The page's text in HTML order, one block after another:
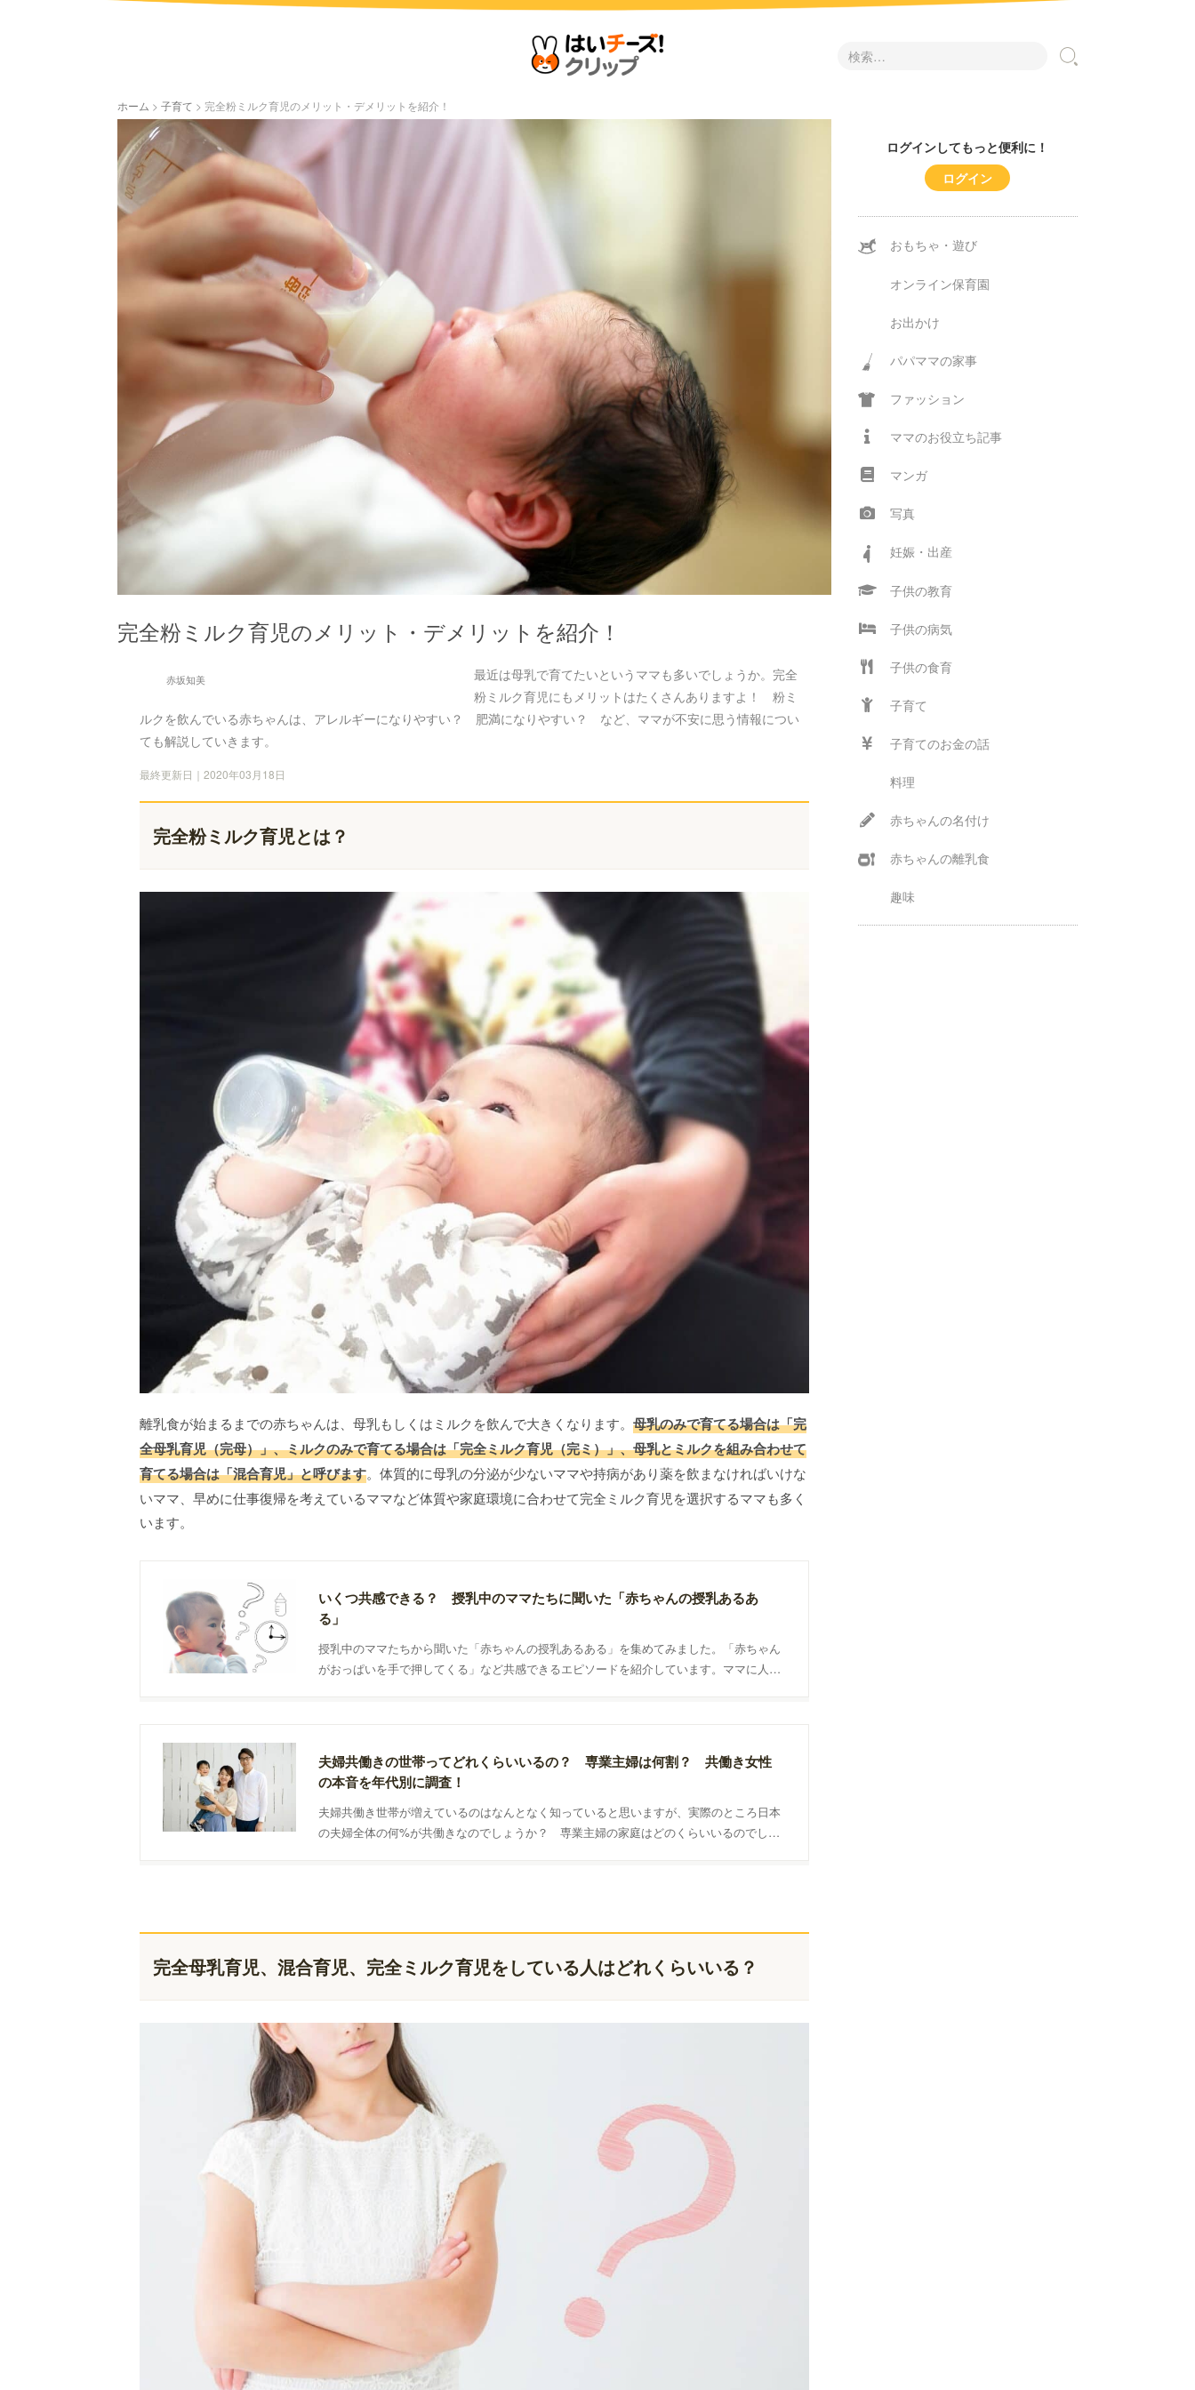
検
ホーム > 子育て > 完全粉ミルク育児のメリット・デメリットを紹介！
完全粉ミルク育児のメリット・デメリットを紹介！
赤坂知美
最終更新日｜2020年03月18日
最近は母乳で育てたいというママも多いでしょうか。完全
粉ミルク育児にもメリットはたくさんありますよ！ 粉ミ
ルクを飲んでいる赤ちゃんは、アレルギーになりやすい？ 肥満になりやすい？ など、ママが不安に思う情報につい
ても解説していきます。
完全粉ミルク育児とは？
離乳食が始まるまでの赤ちゃんは、母乳もしくはミルクを飲んで大きくなります。 母乳のみで育てる場合は「完
全母乳育児（完母）」、ミルクのみで育てる場合は「完全ミルク育児（完ミ）」、母乳とミルクを組み合わせて
育てる場合は「混合育児」と呼びます。体質的に母乳の分泌が少ないママや持病があり薬を飲まなければいけな
いママ、早めに仕事復帰を考えているママなど体質や家庭環境に合わせて完全ミルク育児を選択するママも多く
います。
いくつ共感できる？ 授乳中のママたちに聞いた「赤ちゃんの授乳あるあ
る」
授乳中のママたちから聞いた「赤ちゃんの授乳あるある」を集めてみました。「赤ちゃん
がおっぱいを手で押してくる」など共感できるエピソードを紹介しています。ママに人気
夫婦共働きの世帯ってどれくらいいるの？ 専業主婦は何割？ 共働き女性
の本音を年代別に調査！
夫婦共働き世帯が増えているのはなんとなく知っていると思いますが、実際のところ日本
の夫婦全体の何%が共働きなのでしょうか？ 専業主婦の家庭はどのくらいいるのでしょ
完全母乳育児、混合育児、完全ミルク育児をしている人はどれくらいいる？
ログインしてもっと便利に！
ログイン
おもちゃ・遊び
オンライン保育園
お出かけ
パパママの家事
ファッション
ママのお役立ち記事
マンガ
写真
妊娠・出産
子供の教育
子供の病気
子供の食育
子育て
子育てのお金の話
料理
赤ちゃんの名付け
赤ちゃんの離乳食
趣味